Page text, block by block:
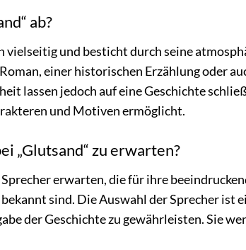
ab?
und besticht durch seine
einer historischen Erzählung oder
lassen jedoch auf eine Geschichte
und Motiven ermöglicht.
„Glutsand“ zu erwarten?
Sprecher erwarten, die für ihre
sind. Die Auswahl der Sprecher
der Geschichte zu gewährleisten. Sie